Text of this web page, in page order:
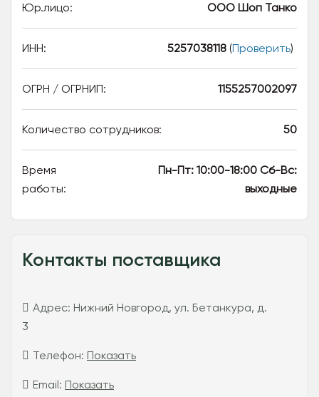
Юр.лицо: ООО Шоп Танко
ИНН: 5257038118 (Проверить)
ОГРН / ОГРНИП: 1155257002097
Количество сотрудников: 50
Время
работы:
Пн-Пт: 10:00-18:00 Сб-Вс:
выходные
Контакты поставщика
Адрес: Нижний Новгород, ул. Бетанкура, д.
3
Телефон: Показать
Email: Показать